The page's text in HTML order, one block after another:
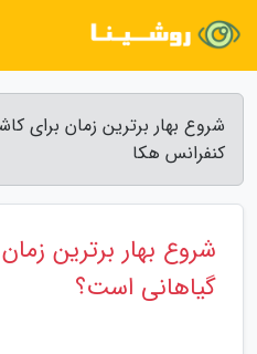
شروع بهار برترین زمان برای
کنفرانس هکا
شروع بهار برترین
گیاهانی است؟